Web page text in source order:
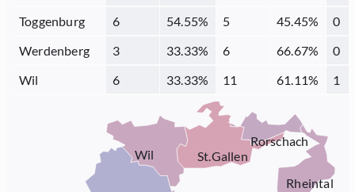
Toggenburg
6 54.55% 5 45.45%
0
Werdenberg
3 33.33% 6 66.67%
0
Wil
6 33.33% 11 61.11% 1
Wil
Rheintal
Rorschach
St.Gallen